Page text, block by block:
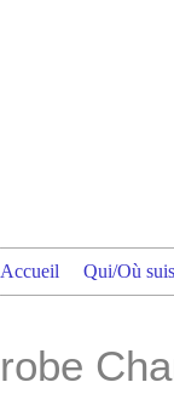
Accueil Qui/Où
robe